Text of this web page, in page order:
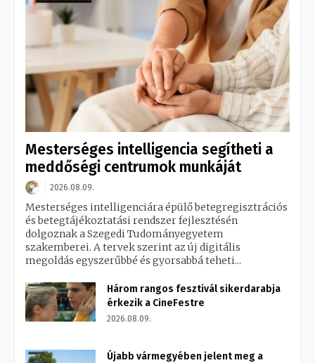
Mesterséges intelligencia segítheti a
meddőségi centrumok munkáját
2026.08.09.
Mesterséges intelligenciára épülő betegregisztrációs
és betegtájékoztatási rendszer fejlesztésén
dolgoznak a Szegedi Tudományegyetem
szakemberei. A tervek szerint az új digitális
megoldás egyszerűbbé és gyorsabbá teheti...
Három rangos fesztivál sikerdarabja
érkezik a CineFestre
2026.08.09.
Újabb vármegyében jelent meg a